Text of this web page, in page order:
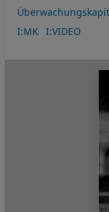
I:MK
I:VIDEO